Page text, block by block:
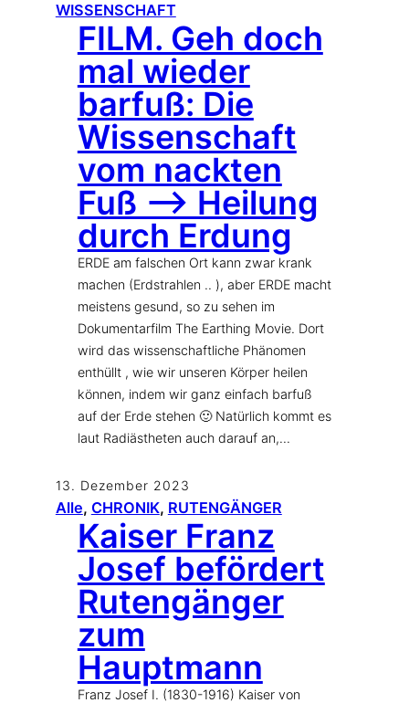
WISSENSCHAFT
FILM. Geh doch
mal wieder
barfuß: Die
Wissenschaft
vom nackten
Fuß –> Heilung
durch Erdung
ERDE am falschen Ort kann zwar krank
machen (Erdstrahlen .. ), aber ERDE macht
meistens gesund, so zu sehen im
Dokumentarfilm The Earthing Movie. Dort
wird das wissenschaftliche Phänomen
enthüllt , wie wir unseren Körper heilen
können, indem wir ganz einfach barfuß
auf der Erde stehen 🙂​ Natürlich kommt es
laut Radiästheten auch darauf an,…
13. Dezember 2023
Alle, CHRONIK, RUTENGÄNGER
Kaiser Franz
Josef befördert
Rutengänger
zum
Hauptmann
Franz Josef I. (1830-1916) Kaiser von